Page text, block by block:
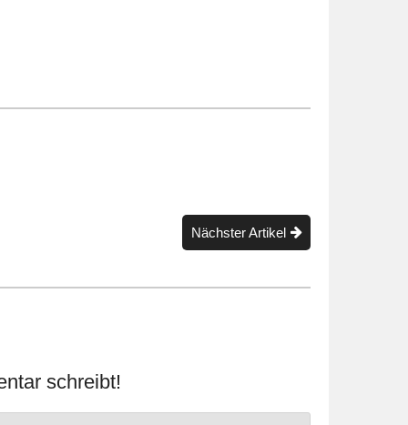
Nächster Artikel
schreibt!